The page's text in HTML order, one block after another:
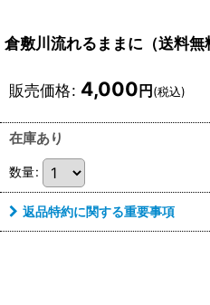
倉敷川流れるままに（送料無
販売価格: 4,000 円 (税込)
在庫あり
数量:
返品特約に関する重要事項